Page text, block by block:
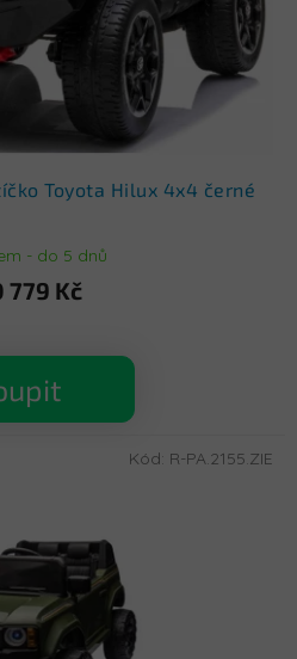
Toyota Hilux 4x4 černé
- do 5 dnů
779 Kč
Kód: R-PA.2155.ZIE